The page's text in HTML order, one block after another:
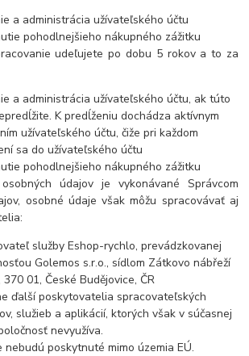
a administrácia užívateľského účtu
pohodlnejšieho nákupného zážitku
udeľujete po dobu 5 rokov a to za
a administrácia užívateľského účtu, ak túto
K predĺženiu dochádza aktívnym
užívateľského účtu, čiže pri každom
sa do užívateľského účtu
pohodlnejšieho nákupného zážitku
údajov je vykonávané Správcom
osobné údaje však môžu spracovávať aj
služby Eshop-rychlo, prevádzkovanej
Golemos s.r.o., sídlom Zátkovo nábřeží
01, České Budějovice, ČR
ďalší poskytovatelia spracovateľských
služieb a aplikácií, ktorých však v súčasnej
nevyužíva.
nebudú poskytnuté mimo územia EÚ.